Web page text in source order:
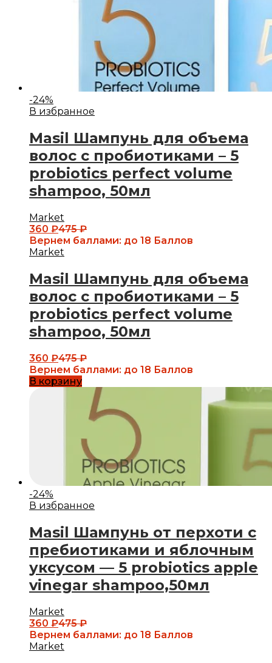
-24%
В избранное
Masil Шампунь для объема
волос с пробиотиками – 5
probiotics perfect volume
shampoo, 50мл
Market
360 ₽475₽
Вернем баллами: до 18 Баллов
Market
Masil Шампунь для объема
волос с пробиотиками – 5
probiotics perfect volume
shampoo, 50мл
360 ₽475₽
Вернем баллами: до 18 Баллов
В корзину
-24%
В избранное
Masil Шампунь от перхоти с
пребиотиками и яблочным
уксусом — 5 probiotics apple
vinegar shampoo,50мл
Market
360 ₽475₽
Вернем баллами: до 18 Баллов
Market